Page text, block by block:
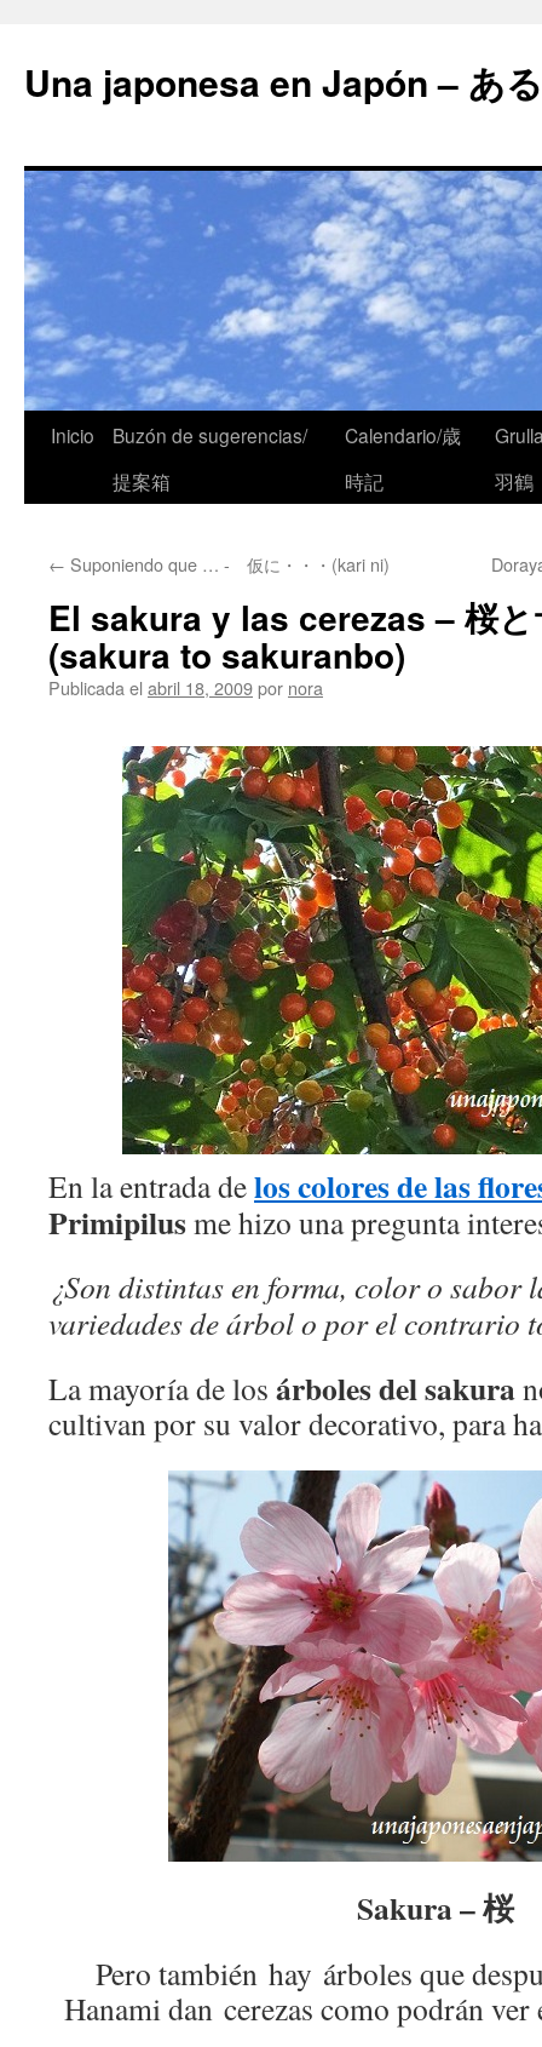
Una japonesa en Japón – あ
Inicio
Buzón de sugerencias/
提案箱
Calendario/歳
時記
羽鶴
← Suponiendo que … - 仮に・・・(kari ni)
El sakura y las cerezas – 桜
(sakura to sakuranbo)
Publicada el abril 18, 2009por nora
En la entrada delos colores de las
Primipilusme hizo una pregunta
¿Son distintas en forma, color o sabor
variedades de árbol o por el contrario
La mayoría de los árboles del sakura
cultivan por su valor decorativo, para
Sakura – 桜
Pero también hay árboles que
Hanami dan cerezas como podrán ver